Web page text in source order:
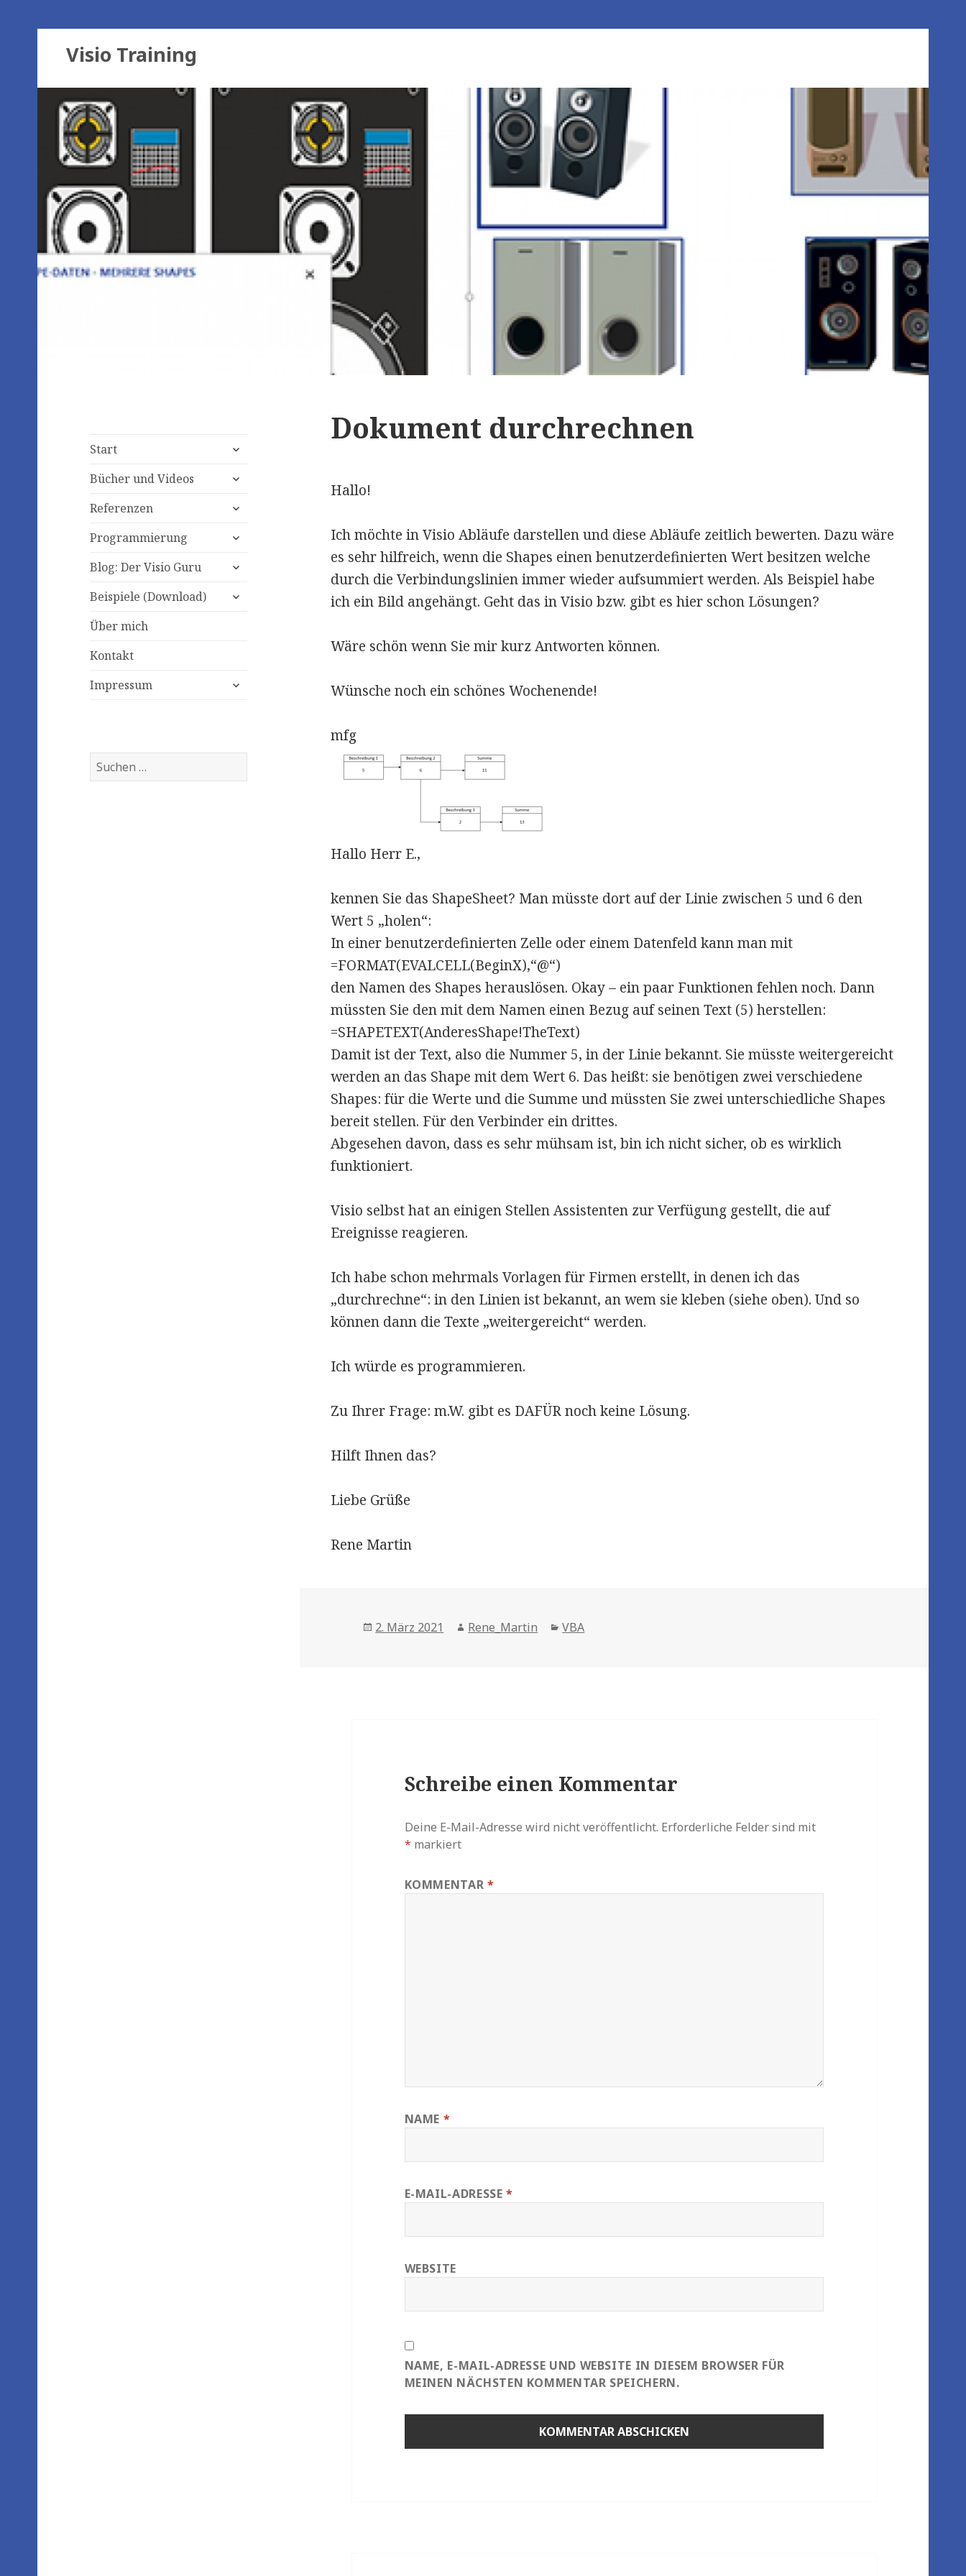
Visio Training
Start
expand
menu
Bücher und Videos
expand
menu
Referenzen
expand
menu
Programmierung
expand
menu
Blog: Der Visio Guru
expand
menu
Beispiele (Download)
expand
Über mich
Kontakt
Impressum
expand
Suchen
nach:
Dokument durchrechnen
Hallo!
Ich möchte in Visio Abläufe darstellen und diese Abläufe zeitlich bewerten. Dazu wäre
es sehr hilfreich, wenn die Shapes einen benutzerdefinierten Wert besitzen welche
durch die Verbindungslinien immer wieder aufsummiert werden. Als Beispiel habe
ich ein Bild angehängt. Geht das in Visio bzw. gibt es hier schon Lösungen?
Wäre schön wenn Sie mir kurz Antworten können.
Wünsche noch ein schönes Wochenende!
mfg
Hallo Herr E.,
kennen Sie das ShapeSheet? Man müsste dort auf der Linie zwischen 5 und 6 den
Wert 5 „holen“:
In einer benutzerdefinierten Zelle oder einem Datenfeld kann man mit
=FORMAT(EVALCELL(BeginX),“@“)
den Namen des Shapes herauslösen. Okay – ein paar Funktionen fehlen noch. Dann
müssten Sie den mit dem Namen einen Bezug auf seinen Text (5) herstellen:
=SHAPETEXT(AnderesShape!TheText)
Damit ist der Text, also die Nummer 5, in der Linie bekannt. Sie müsste weitergereicht
werden an das Shape mit dem Wert 6. Das heißt: sie benötigen zwei verschiedene
Shapes: für die Werte und die Summe und müssten Sie zwei unterschiedliche Shapes
bereit stellen. Für den Verbinder ein drittes.
Abgesehen davon, dass es sehr mühsam ist, bin ich nicht sicher, ob es wirklich
funktioniert.
Visio selbst hat an einigen Stellen Assistenten zur Verfügung gestellt, die auf
Ereignisse reagieren.
Ich habe schon mehrmals Vorlagen für Firmen erstellt, in denen ich das
„durchrechne“: in den Linien ist bekannt, an wem sie kleben (siehe oben). Und so
können dann die Texte „weitergereicht“ werden.
Ich würde es programmieren.
Zu Ihrer Frage: m.W. gibt es DAFÜR noch keine Lösung.
Hilft Ihnen das?
Liebe Grüße
Rene Martin
Posted
2. März 2021 Author
Rene_Martin Categories
VBA
Schreibe einen Kommentar
Deine E-Mail-Adresse wird nicht veröffentlicht. Erforderliche Felder sind mit
* markiert
KOMMENTAR *
NAME *
E-MAIL-ADRESSE*
WEBSITE
NAME, E-MAIL-ADRESSE UND WEBSITE IN DIESEM BROWSER FÜR
MEINEN NÄCHSTEN KOMMENTAR SPEICHERN.